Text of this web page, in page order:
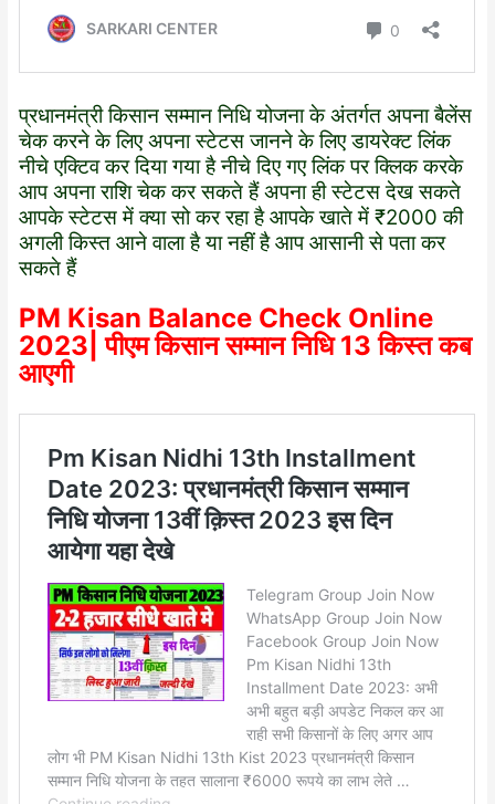
प्रधानमंत्री किसान सम्मान निधि योजना के अंतर्गत अपना बैलेंस
चेक करने के लिए अपना स्टेटस जानने के लिए डायरेक्ट लिंक
नीचे एक्टिव कर दिया गया है नीचे दिए गए लिंक पर क्लिक करके
आप अपना राशि चेक कर सकते हैं अपना ही स्टेटस देख सकते
आपके स्टेटस में क्या सो कर रहा है आपके खाते में ₹2000 की
अगली किस्त आने वाला है या नहीं है आप आसानी से पता कर
सकते हैं
PM Kisan Balance Check Online
2023| पीएम किसान सम्मान निधि 13 किस्त कब
आएगी